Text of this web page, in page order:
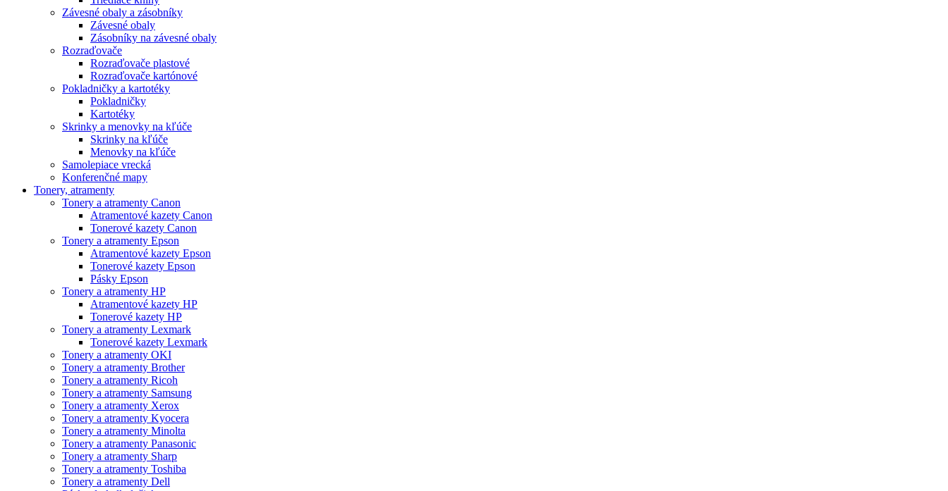
Závesné obaly a zásobníky
Závesné obaly
Zásobníky na závesné obaly
Rozraďovače
Rozraďovače plastové
Rozraďovače kartónové
Pokladničky a kartotéky
Pokladničky
Kartotéky
Skrinky a menovky na kľúče
Skrinky na kľúče
Menovky na kľúče
Samolepiace vrecká
Konferenčné mapy
Tonery, atramenty
Tonery a atramenty Canon
Atramentové kazety Canon
Tonerové kazety Canon
Tonery a atramenty Epson
Atramentové kazety Epson
Tonerové kazety Epson
Pásky Epson
Tonery a atramenty HP
Atramentové kazety HP
Tonerové kazety HP
Tonery a atramenty Lexmark
Tonerové kazety Lexmark
Tonery a atramenty OKI
Tonery a atramenty Brother
Tonery a atramenty Ricoh
Tonery a atramenty Samsung
Tonery a atramenty Xerox
Tonery a atramenty Kyocera
Tonery a atramenty Minolta
Tonery a atramenty Panasonic
Tonery a atramenty Sharp
Tonery a atramenty Toshiba
Tonery a atramenty Dell